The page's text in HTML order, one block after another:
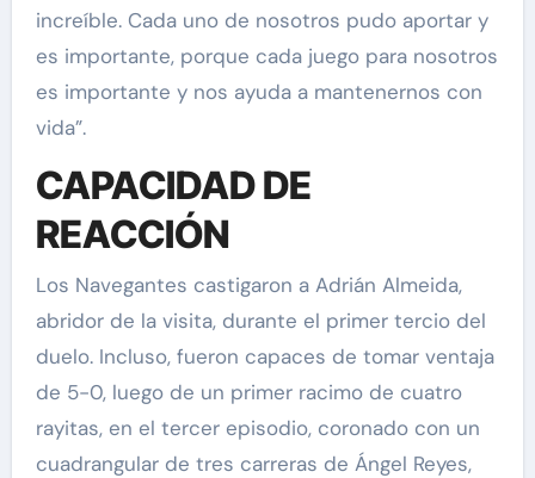
increíble. Cada uno de nosotros pudo aportar y
es importante, porque cada juego para nosotros
es importante y nos ayuda a mantenernos con
vida”.
CAPACIDAD DE
REACCIÓN
Los Navegantes castigaron a Adrián Almeida,
abridor de la visita, durante el primer tercio del
duelo. Incluso, fueron capaces de tomar ventaja
de 5-0, luego de un primer racimo de cuatro
rayitas, en el tercer episodio, coronado con un
cuadrangular de tres carreras de Ángel Reyes,